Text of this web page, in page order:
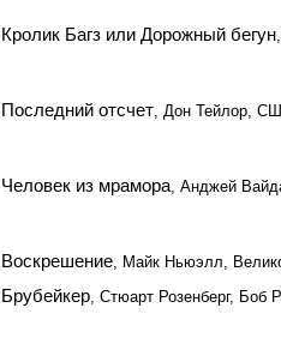
Кролик Багз или Дорожный бегун
Последний отсчет, Дон Тейлор,
Человек из мрамора, Анджей
Воскрешение, Майк Ньюэлл,
Брубейкер, Стюарт Розенберг,